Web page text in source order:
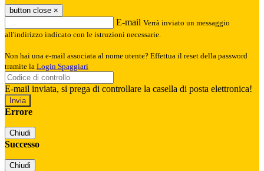
button close ×
E-mail Verrà inviato un messaggio
all'indirizzo indicato con le istruzioni necessarie.
Non hai una e-mail associata al nome utente? Effettua il reset della password
tramite la Login Spaggiari
E-mail inviata, si prega di controllare la casella di posta elettronica!
Errore
Chiudi
Successo
Chiudi